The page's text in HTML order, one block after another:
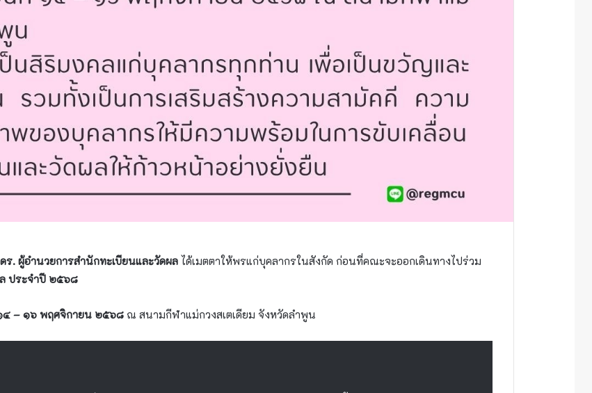
. ผู้​อำนวยการ​สำนักทะเบียน​และ​วัดผล ได้เมตตาให้พรแก่บุคลากรในสังกัด ก่อนที่คณะจะออกเดินทางไปร่วม
ประจำปี ๒๕๖๘
๔ – ๑๖ พฤศจิกายน ๒๕๖๘ ณ สนามกีฬาแม่กวงสเตเดียม จังหวัดลำพูน